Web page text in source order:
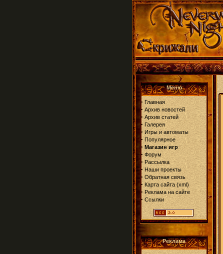
Меню
· Главная
· Архив новостей
· Архив статей
· Галерея
· Игры и автоматы
· Популярное
· Магазин игр
· Форум
· Рассылка
· Наши проекты
· Обратная связь
· Карта сайта(xml)
· Реклама на сайте
· Ссылки
Реклама